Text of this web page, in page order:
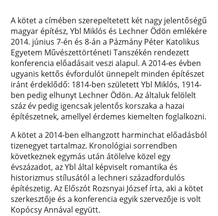
A kötet a címében szerepeltetett két nagy jelentőségű
magyar építész, Ybl Miklós és Lechner Ödön emlékére
2014. június 7-én és 8-án a Pázmány Péter Katolikus
Egyetem Művészettörténeti Tanszékén rendezett
konferencia előadásait veszi alapul. A 2014-es évben
ugyanis kettős évfordulót ünnepelt minden építészet
iránt érdeklődő: 1814-ben született Ybl Miklós, 1914-
ben pedig elhunyt Lechner Ödön. Az általuk felölelt
száz év pedig igencsak jelentős korszaka a hazai
építészetnek, amellyel érdemes kiemelten foglalkozni.
A kötet a 2014-ben elhangzott harminchat előadásból
tizenegyet tartalmaz. Kronológiai sorrendben
következnek egymás után átölelve közel egy
évszázadot, az Ybl által képviselt romantika és
historizmus stílusától a lechneri századfordulós
építészetig. Az Előszót Rozsnyai József írta, aki a kötet
szerkesztője és a konferencia egyik szervezője is volt
Kopócsy Annával együtt.